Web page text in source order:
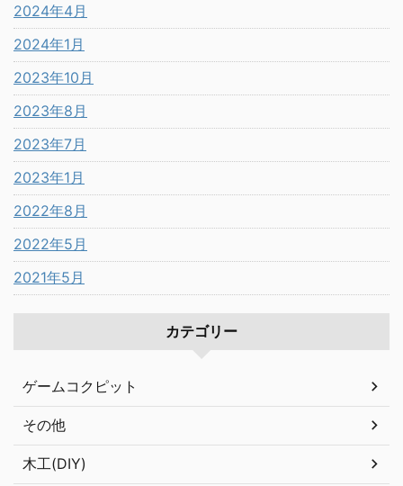
2024年4月
2024年1月
2023年10月
2023年8月
2023年7月
2023年1月
2022年8月
2022年5月
2021年5月
カテゴリー
ゲームコクピット
その他
木工(DIY)